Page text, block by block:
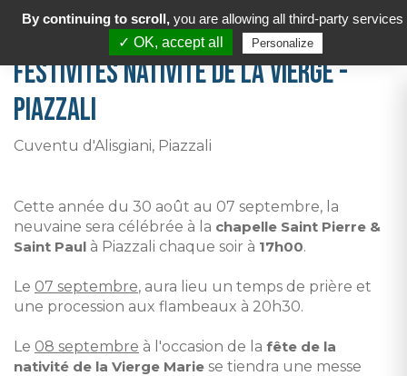
Festivités nativité de la Vierge -
Piazzali
Cuventu d'Alisgiani, Piazzali
Cette année du 30 août au 07 septembre, la
neuvaine sera célébrée à la chapelle Saint Pierre &
Saint Paul à Piazzali chaque soir à 17h00.
Le 07 septembre, aura lieu un temps de prière et
une procession aux flambeaux à 20h30.
Le 08 septembre à l'occasion de la fête de la
nativité de la Vierge Marie se tiendra une messe
By continuing to scroll, you are allowing all third-party services
✓ OK, accept all
Personalize